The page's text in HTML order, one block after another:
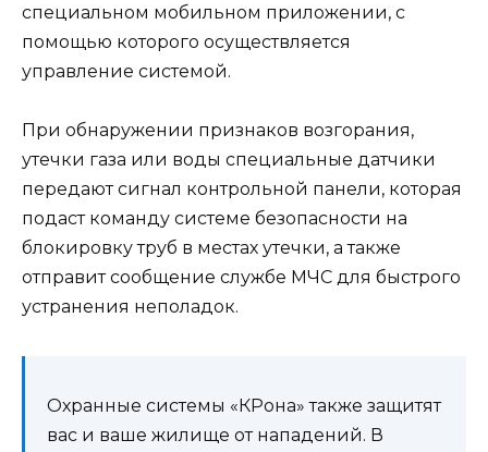
специальном мобильном приложении, с
помощью которого осуществляется
управление системой.
При обнаружении признаков возгорания,
утечки газа или воды специальные датчики
передают сигнал контрольной панели, которая
подаст команду системе безопасности на
блокировку труб в местах утечки, а также
отправит сообщение службе МЧС для быстрого
устранения неполадок.
Охранные системы «КРона» также защитят
вас и ваше жилище от нападений. В